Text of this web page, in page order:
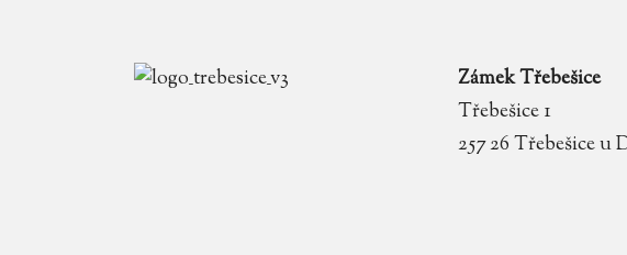
Zámek Třebešice
Třebešice 1
257 26 Třebešice u